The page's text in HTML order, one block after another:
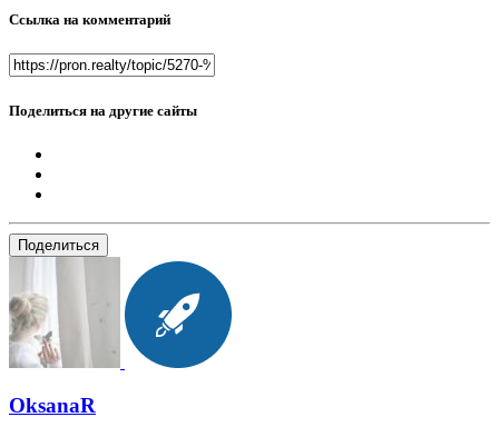
Ссылка на комментарий
Поделиться на другие сайты
Поделиться
OksanaR